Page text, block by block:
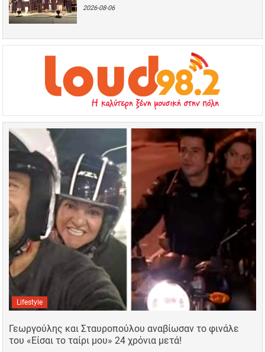
2026-08-06
Lifestyle
Γεωργούλης και Σταυροπούλου αναβίωσαν το φινάλε
του «Είσαι το ταίρι μου» 24 χρόνια μετά!